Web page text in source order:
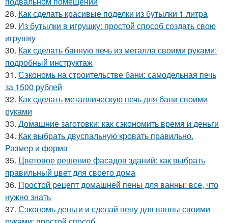
28. Как сделать красивые поделки из бутылки 1 литра
29. Из бутылки в игрушку: простой способ создать свою
игрушку
30. Как сделать банную печь из металла своими руками:
подробный инструктаж
31. Сэкономь на строительстве бани: самодельная печь
за 1500 рублей
32. Как сделать металлическую печь для бани своими
руками
33. Домашние заготовки: как сэкономить время и деньги
34. Как выбрать двуспальную кровать правильно.
Размер и форма
35. Цветовое решение фасадов зданий: как выбрать
правильный цвет для своего дома
36. Простой рецепт домашней пены для ванны: все, что
нужно знать
37. Сэкономь деньги и сделай пену для ванны своими